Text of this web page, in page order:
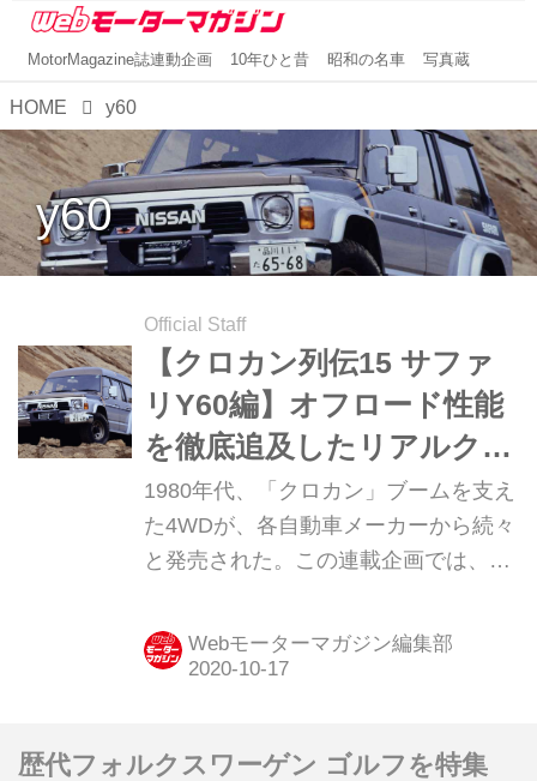
MotorMagazine誌連動企画 10年ひと昔 昭和の名車 写真蔵
HOME y60
y60
Official Staff
【クロカン列伝15 サファ
リY60編】オフロード性能
を徹底追及したリアルクロ
カン
1980年代、「クロカン」ブームを支え
た4WDが、各自動車メーカーから続々
と発売された。この連載企画では、今
なる「泥臭さやワイルドさ」を前面に
押し出したクロカン4WDを紹介する。
Webモーターマガジン編集部
歴代フォルクスワーゲン ゴルフを特集